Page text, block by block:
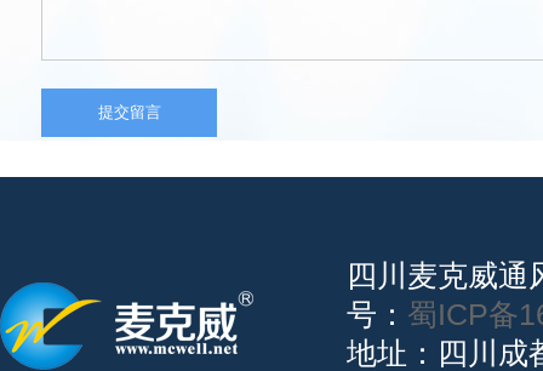
四川麦克威
号： 蜀ICP备
地址：四川成